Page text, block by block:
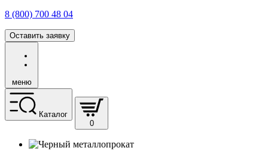
8 (800) 700 48 04
Оставить заявку
меню
Каталог
0